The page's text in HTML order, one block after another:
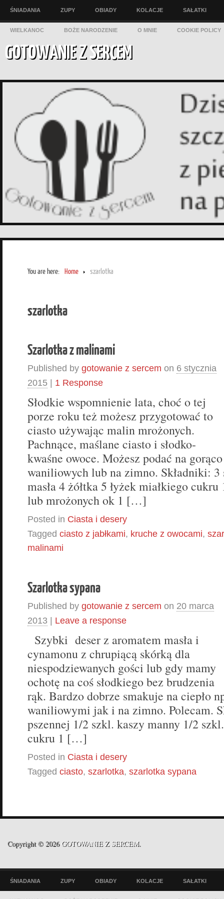
ŚNIADANIA ZUPY OBIADY KOLACJE SAŁATKI
WIELKANOC BOŻE NARODZENIE O MNIE COOKIE POLICY
GOTOWANIE Z SERCEM
You are here: Home szarlotka
szarlotka
Szarlotka z malinami
Published by gotowanie z sercem on 6 stycznia
2015 | 1 Response
Słodkie wspomnienie lata, choć o tej
porze roku też możesz przygotować to
ciasto używając malin mrożonych.
Pachnące, maślane ciasto i słodko-
kwaśne owoce. Możesz podać na
waniliowych lub na zimno. Składniki:
masła 4 żółtka 5 łyżek miałkiego
lub mrożonych ok 1 […]
Posted in Ciasta i desery
Tagged ciasto z jabłkami, kruche z owocami,
malinami
Szarlotka sypana
Published by gotowanie z sercem on 20 marca
2013 | Leave a response
Szybki deser z aromatem masła i
cynamonu z chrupiącą skórką dla
niespodziewanych gości lub gdy mamy
ochotę na coś słodkiego bez brudzenia
rąk. Bardzo dobrze smakuje na ciepło
waniliowymi jak i na zimno. Polecam.
pszennej 1/2 szkl. kaszy manny 1/2
cukru 1 […]
Posted in Ciasta i desery
Tagged ciasto, szarlotka, szarlotka sypana
Copyright © 2026 GOTOWANIE Z SERCEM.
ŚNIADANIA ZUPY OBIADY KOLACJE SAŁATKI